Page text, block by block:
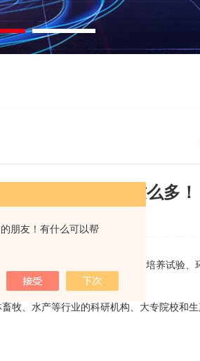
朋友！有什么可以帮
的功能特点居然这么多！
09-24 浏览次数：1777
备，广泛用于低温恒温试验、培养试验、
、水产等行业的科研机构、大专院校和